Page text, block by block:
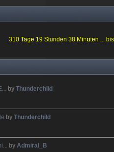
310 Tage 19 Stunden 38 Minuten ...
byThunderchild
byThunderchild
byAdmiral_B